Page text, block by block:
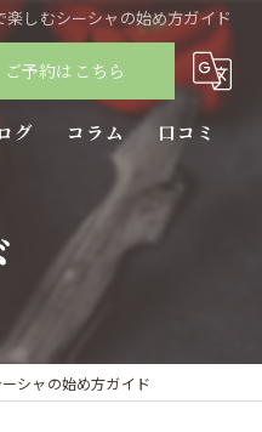
しむシーシャの始め方ガイド
ご予約はこちら
グ コラム 口コミ
シャの始め方ガイド